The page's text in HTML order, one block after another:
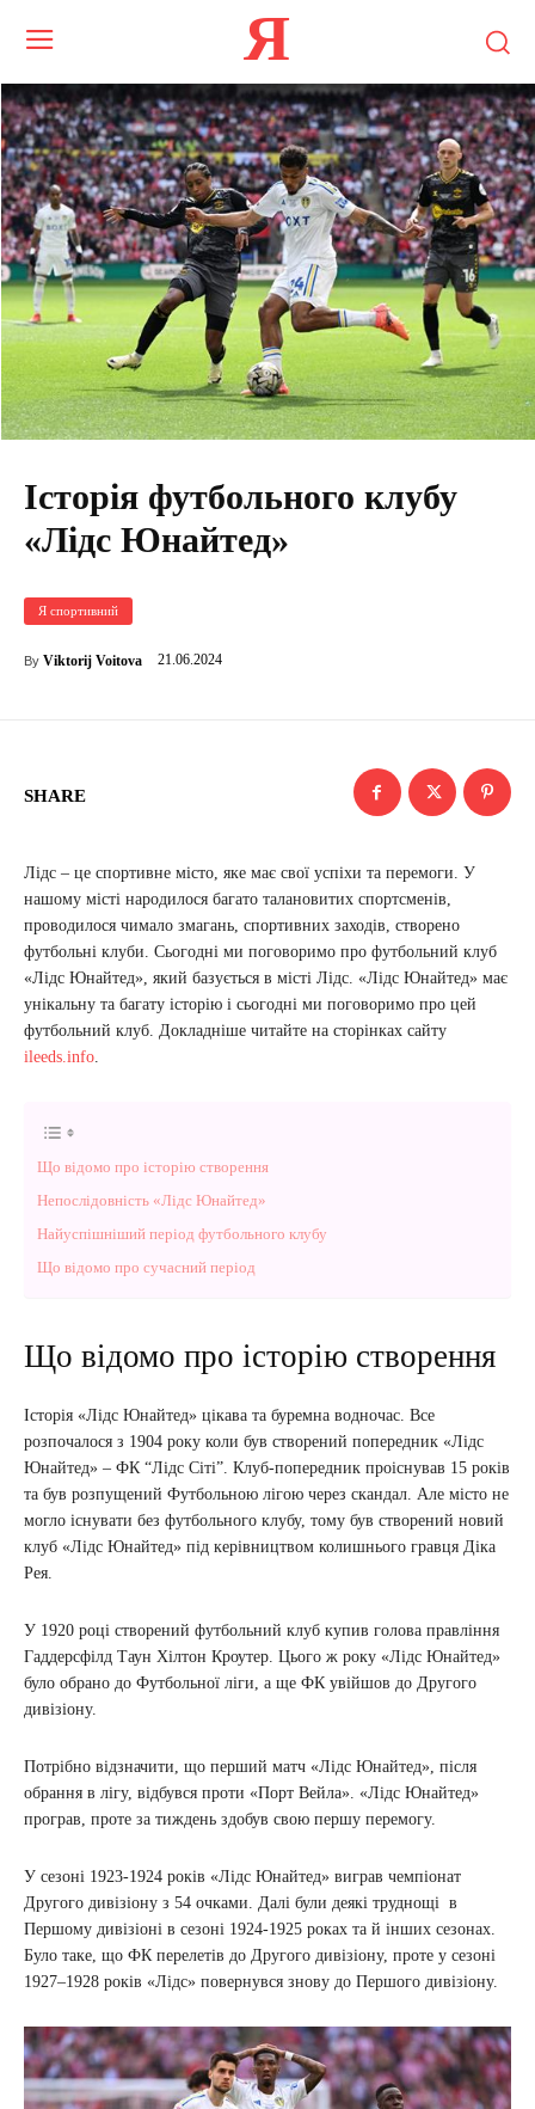
Я
Історія футбольного клубу
«Лідс Юнайтед»
Я спортивний
By Viktorij Voitova 21.06.2024
SHARE
Лідс – це спортивне місто, яке має свої успіхи та перемоги. У
нашому місті народилося багато талановитих спортсменів,
проводилося чимало змагань, спортивних заходів, створено
футбольні клуби. Сьогодні ми поговоримо про футбольний клуб
«Лідс Юнайтед», який базується в місті Лідс. «Лідс Юнайтед» має
унікальну та багату історію і сьогодні ми поговоримо про цей
футбольний клуб. Докладніше читайте на сторінках сайту
ileeds.info
Що відомо про історію створення
Непослідовність «Лідс Юнайтед»
Найуспішніший період футбольного клубу
Що відомо про сучасний період
Що відомо про історію створення
Історія «Лідс Юнайтед» цікава та буремна водночас. Все
розпочалося з 1904 року коли був створений попередник «Лідс
Юнайтед» – ФК “Лідс Сіті”. Клуб-попередник проіснував 15 років
та був розпущений Футбольною лігою через скандал. Але місто не
могло існувати без футбольного клубу, тому був створений новий
клуб «Лідс Юнайтед» під керівництвом колишнього гравця Діка
Рея.
У 1920 році створений футбольний клуб купив голова правління
Гаддерсфілд Таун Хілтон Кроутер. Цього ж року «Лідс Юнайтед»
було обрано до Футбольної ліги, а ще ФК увійшов до Другого
дивізіону.
Потрібно відзначити, що перший матч «Лідс Юнайтед», після
обрання в лігу, відбувся проти «Порт Вейла». «Лідс Юнайтед»
програв, проте за тиждень здобув свою першу перемогу.
У сезоні 1923-1924 років «Лідс Юнайтед» виграв чемпіонат
Другого дивізіону з 54 очками. Далі були деякі труднощі в
Першому дивізіоні в сезоні 1924-1925 роках та й інших сезонах.
Було таке, що ФК перелетів до Другого дивізіону, проте у сезоні
1927–1928 років «Лідс» повернувся знову до Першого дивізіону.